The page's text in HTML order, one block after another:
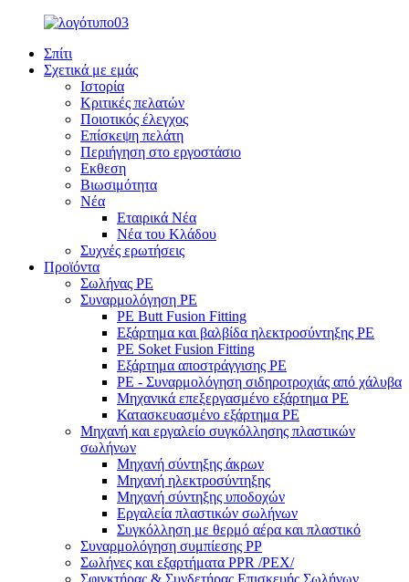
Σπίτι
Σχετικά με εμάς
Ιστορία
Κριτικές πελατών
Ποιοτικός έλεγχος
Επίσκεψη πελάτη
Περιήγηση στο εργοστάσιο
Εκθεση
Βιωσιμότητα
Νέα
Εταιρικά Νέα
Νέα του Κλάδου
Συχνές ερωτήσεις
Προϊόντα
Σωλήνας PE
Συναρμολόγηση PE
PE Butt Fusion Fitting
Εξάρτημα και βαλβίδα ηλεκτροσύντηξης PE
PE Soket Fusion Fitting
Εξάρτημα αποστράγγισης PE
PE - Συναρμολόγηση σιδηροτροχιάς από χάλυβα
Μηχανικά επεξεργασμένο εξάρτημα PE
Κατασκευασμένο εξάρτημα PE
Μηχανή και εργαλείο συγκόλλησης πλαστικών
σωλήνων
Μηχανή σύντηξης άκρων
Μηχανή ηλεκτροσύντηξης
Μηχανή σύντηξης υποδοχών
Εργαλεία πλαστικών σωλήνων
Συγκόλληση με θερμό αέρα και πλαστικό
Συναρμολόγηση συμπίεσης PP
Σωλήνες και εξαρτήματα PPR /PEX/
Σφιγκτήρας & Συνδετήρας Επισκευής Σωλήνων